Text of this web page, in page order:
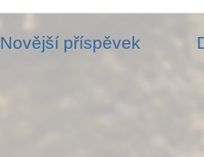
Novější příspěvek